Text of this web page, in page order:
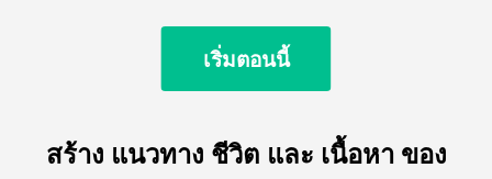
เริ่มตอนนี้
สร้าง แนวทาง ชีวิต และ เนื้อหา ของ